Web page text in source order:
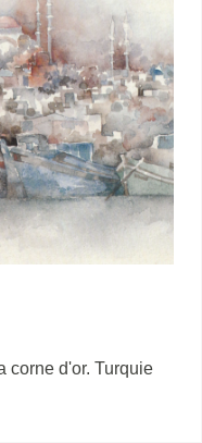
corne d'or. Turquie